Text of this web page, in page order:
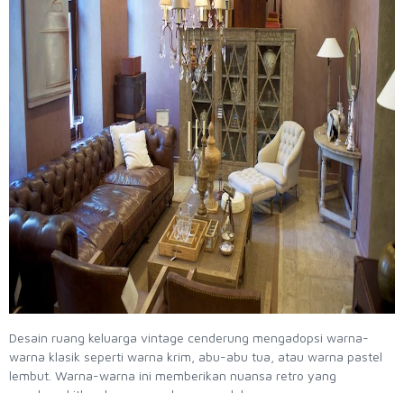
Desain ruang keluarga vintage cenderung mengadopsi warna-
warna klasik seperti warna krim, abu-abu tua, atau warna pastel
lembut. Warna-warna ini memberikan nuansa retro yang